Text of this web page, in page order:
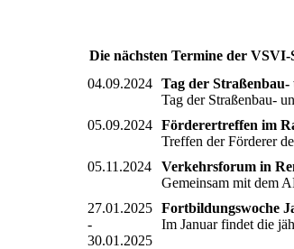
Die nächsten Termine der VSVI-
04.09.2024 Tag der
Tag der Straßenbau-
05.09.2024 Förderertreffen im
Treffen der Förderer
05.11.2024
Verkehrsforum in
Gemeinsam mit dem
27.01.2025
-
30.01.2025
Fortbildungswoche
Im Januar findet die